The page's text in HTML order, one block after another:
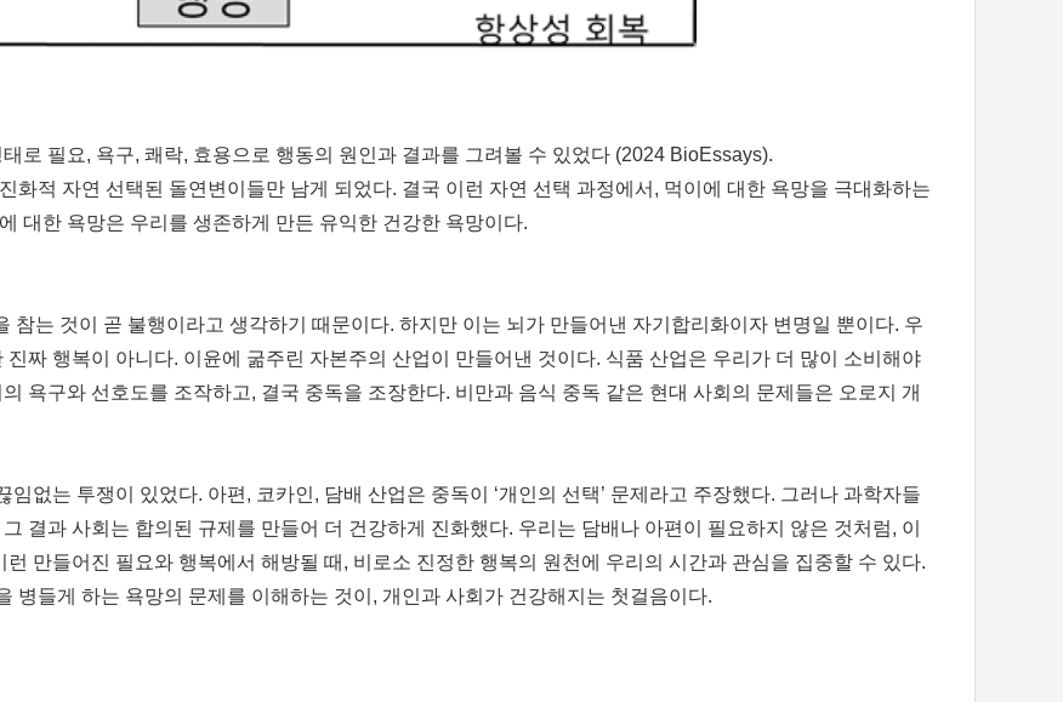
로 필요, 욕구, 쾌락, 효용으로 행동의 원인과 결과를 그려볼 수 있었다 (2024 BioEssays).
화적 자연 선택된 돌연변이들만 남게 되었다. 결국 이런 자연 선택 과정에서, 먹이에 대한 욕망을 극대화하는
대한 욕망은 우리를 생존하게 만든 유익한 건강한 욕망이다.
참는 것이 곧 불행이라고 생각하기 때문이다. 하지만 이는 뇌가 만들어낸 자기합리화이자 변명일 뿐이다. 우
진짜 행복이 아니다. 이윤에 굶주린 자본주의 산업이 만들어낸 것이다. 식품 산업은 우리가 더 많이 소비해야
욕구와 선호도를 조작하고, 결국 중독을 조장한다. 비만과 음식 중독 같은 현대 사회의 문제들은 오로지 개
없는 투쟁이 있었다. 아편, 코카인, 담배 산업은 중독이 ‘개인의 선택’ 문제라고 주장했다. 그러나 과학자들
결과 사회는 합의된 규제를 만들어 더 건강하게 진화했다. 우리는 담배나 아편이 필요하지 않은 것처럼, 이
런 만들어진 필요와 행복에서 해방될 때, 비로소 진정한 행복의 원천에 우리의 시간과 관심을 집중할 수 있다.
병들게 하는 욕망의 문제를 이해하는 것이, 개인과 사회가 건강해지는 첫걸음이다.